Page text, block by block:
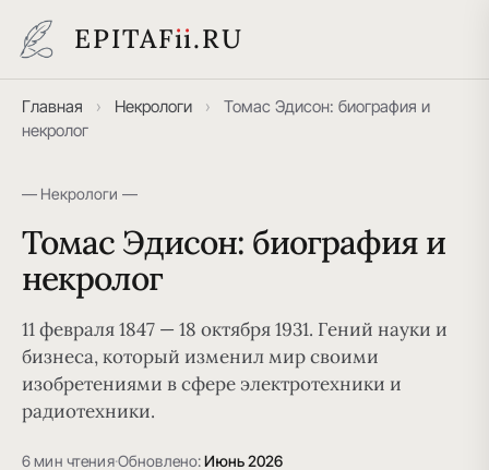
EPITAFii.RU
Главная › Некрологи ›
Томас Эдисон: биография и
некролог
— Некрологи —
Томас Эдисон: биография и
некролог
11 февраля 1847 — 18 октября 1931. Гений науки и
бизнеса, который изменил мир своими
изобретениями в сфере электротехники и
радиотехники.
6 мин чтения·Обновлено:Июнь 2026